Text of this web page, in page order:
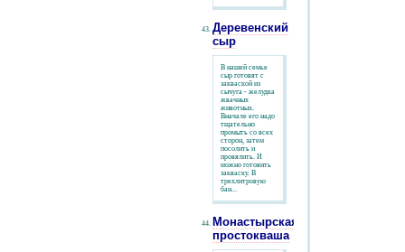
Деревенский
сыр
В нашей семье
сыр готовят с
закваской из
сычуга - желудка
жвачных
животных.
Вначале его надо
тщательно
промыть со всех
сторон, затем
посолить и
провялить. И
можно готовить
закваску. В
трехлитровую
бан...
Монастырская
простокваша